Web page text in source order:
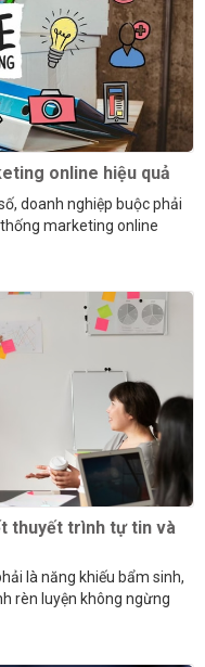
online hiệu quả
doanh nghiệp buộc phải
marketing online
thuyết trình tự tin và
là năng khiếu bẩm sinh,
rèn luyện không ngừng